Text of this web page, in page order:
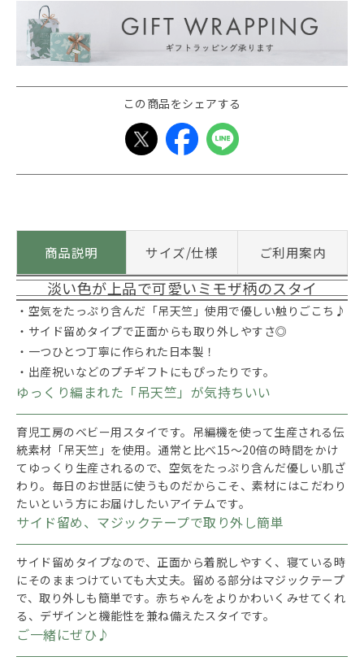
この商品をシェアする
商品説明 サイズ/仕様 ご利用案内
淡い色が上品で可愛いミモザ柄のスタイ
・空気をたっぷり含んだ「吊天竺」使用で優しい触りごこち♪
・サイド留めタイプで正面からも取り外しやすさ◎
・一つひとつ丁寧に作られた日本製！
・出産祝いなどのプチギフトにもぴったりです。
ゆっくり編まれた「吊天竺」が気持ちいい
育児工房のベビー用スタイです。吊編機を使って生産される伝
統素材「吊天竺」を使用。通常と比べ15～20倍の時間をかけ
てゆっくり生産されるので、空気をたっぷり含んだ優しい肌ざ
わり。毎日のお世話に使うものだからこそ、素材にはこだわり
たいという方にお届けしたいアイテムです。
サイド留め、マジックテープで取り外し簡単
サイド留めタイプなので、正面から着脱しやすく、寝ている時
にそのままつけていても大丈夫。留める部分はマジックテープ
で、取り外しも簡単です。赤ちゃんをよりかわいくみせてくれ
る、デザインと機能性を兼ね備えたスタイです。
ご一緒にぜひ♪